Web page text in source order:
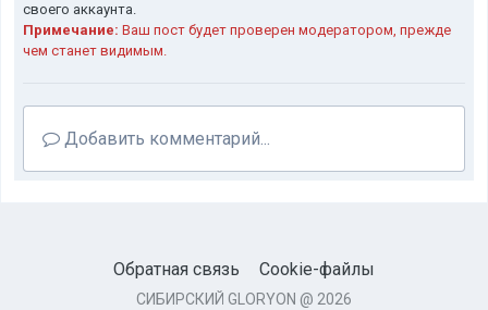
своего аккаунта.
Примечание: Ваш пост будет проверен модератором, прежде
чем станет видимым.
Добавить комментарий...
Обратная связь Cookie-файлы
СИБИРСКИЙ GLORYON @ 2026